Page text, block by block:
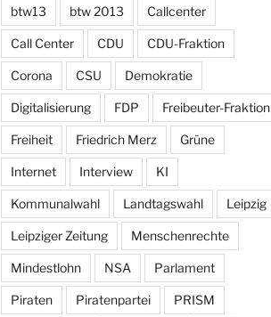
btw13 btw 2013 Callcenter
Call Center CDU CDU-Fraktion
Corona CSU Demokratie
Digitalisierung FDP Freibeuter-Fraktion
Freiheit Friedrich Merz Grüne
Internet Interview KI
Kommunalwahl Landtagswahl Leipzig
Leipziger Zeitung Menschenrechte
Mindestlohn NSA Parlament
Piraten Piratenpartei PRISM